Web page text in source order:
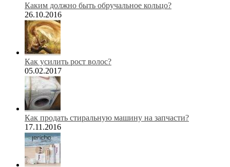
Каким должно быть обручальное кольцо?
26.10.2016
Как усилить рост волос?
05.02.2017
Как продать стиральную машину на запчасти?
17.11.2016